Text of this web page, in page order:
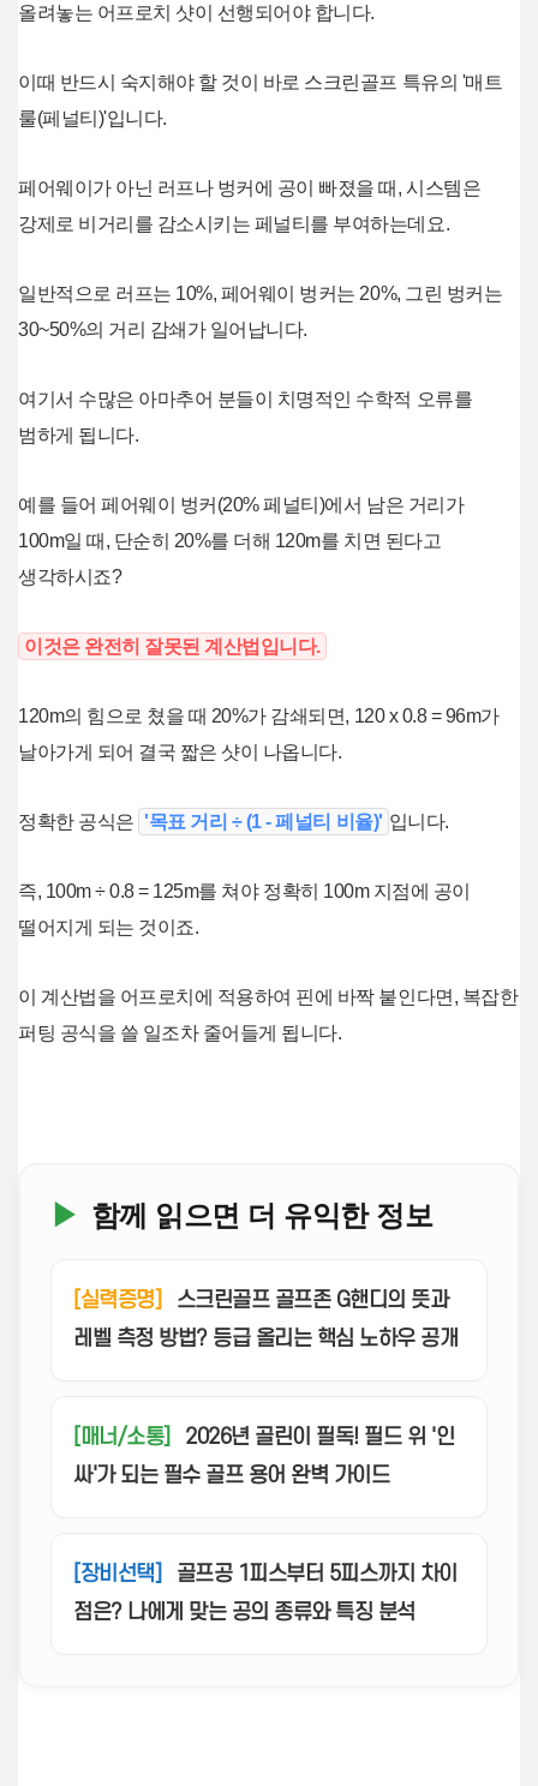
올려놓는 어프로치 샷이 선행되어야 합니다.
이때 반드시 숙지해야 할 것이 바로 스크린골프 특유의 '매트
룰(페널티)'입니다.
페어웨이가 아닌 러프나 벙커에 공이 빠졌을 때, 시스템은
강제로 비거리를 감소시키는 페널티를 부여하는데요.
일반적으로 러프는 10%, 페어웨이 벙커는 20%, 그린 벙커는
30~50%의 거리 감쇄가 일어납니다.
여기서 수많은 아마추어 분들이 치명적인 수학적 오류를
범하게 됩니다.
예를 들어 페어웨이 벙커(20% 페널티)에서 남은 거리가
100m일 때, 단순히 20%를 더해 120m를 치면 된다고
생각하시죠?
이것은 완전히 잘못된 계산법입니다.
120m의 힘으로 쳤을 때 20%가 감쇄되면, 120 x 0.8 = 96m가
날아가게 되어 결국 짧은 샷이 나옵니다.
정확한 공식은 '목표 거리 ÷ (1 - 페널티 비율)' 입니다.
즉, 100m ÷ 0.8 = 125m를 쳐야 정확히 100m 지점에 공이
떨어지게 되는 것이죠.
이 계산법을 어프로치에 적용하여 핀에 바짝 붙인다면, 복잡한
퍼팅 공식을 쓸 일조차 줄어들게 됩니다.
▶ 함께 읽으면 더 유익한 정보
[실력증명]
스크린골프 골프존 G핸디의 뜻과
레벨 측정 방법? 등급 올리는 핵심 노하우 공개
[매너/소통]
2026년 골린이 필독! 필드 위 '인
싸'가 되는 필수 골프 용어 완벽 가이드
[장비선택]
골프공 1피스부터 5피스까지 차이
점은? 나에게 맞는 공의 종류와 특징 분석